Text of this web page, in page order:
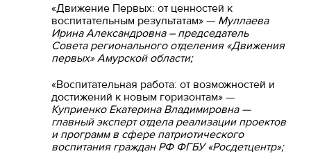
«Движение Первых: от ценностей к
воспитательным результатам» — Муллаева
Ирина Александровна – председатель
Совета регионального отделения «Движения
первых» Амурской области;
«Воспитательная работа: от возможностей и
достижений к новым горизонтам» —
Куприенко Екатерина Владимировна —
главный эксперт отдела реализации проектов
и программ в сфере патриотического
воспитания граждан РФ ФГБУ «Росдетцентр»;